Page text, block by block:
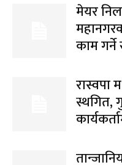
मेयर
काम
रास्वपा
स्थगित,